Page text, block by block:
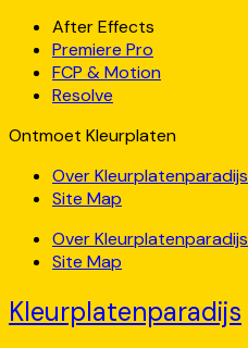
After Effects
Premiere Pro
FCP & Motion
Resolve
Ontmoet Kleurplaten
Over Kleurplatenparadijs
Site Map
Over Kleurplatenparadijs
Site Map
Kleurplatenparadijs